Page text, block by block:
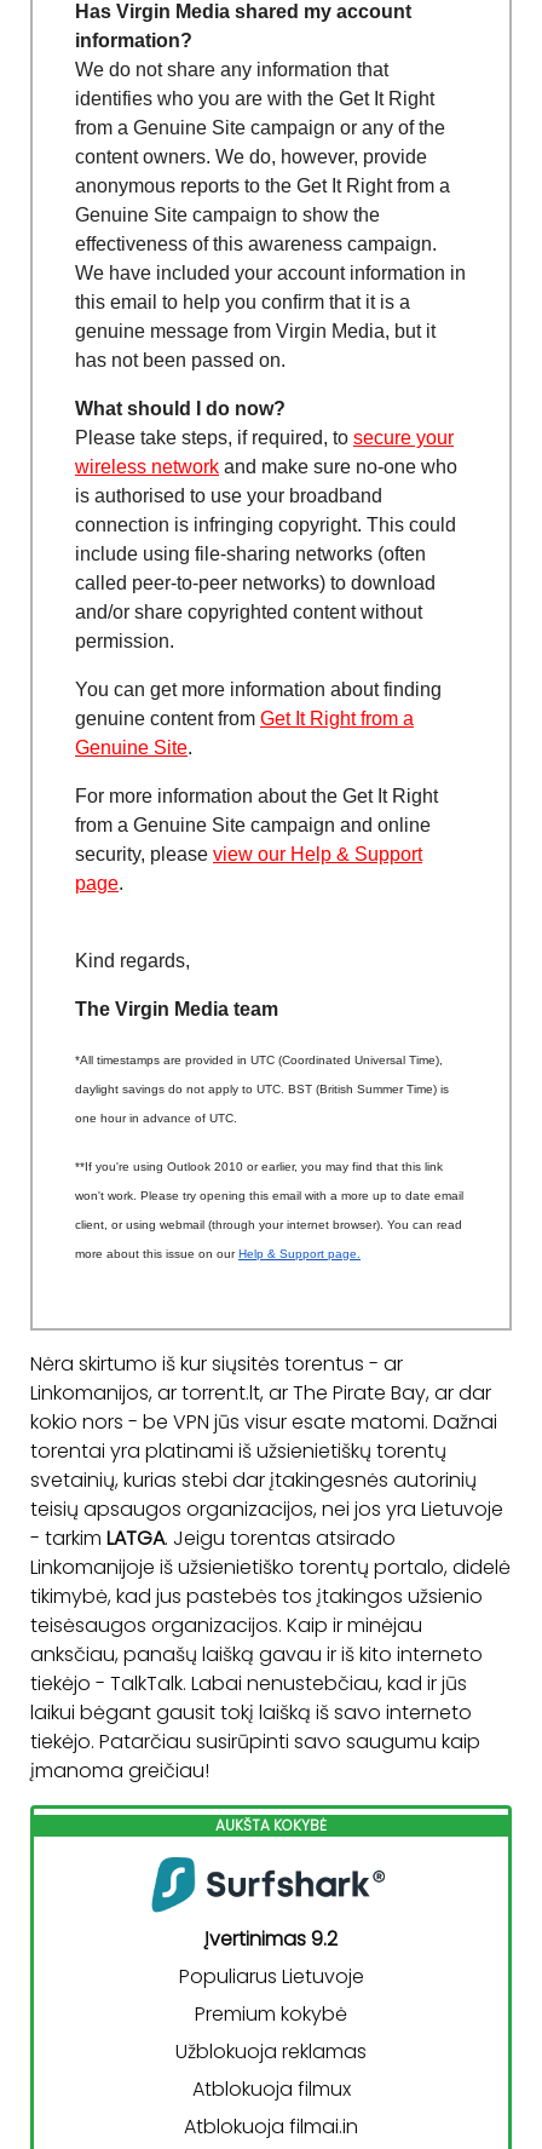
Has Virgin Media shared my account
information?
We do not share any information that
identifies who you are with the Get It Right
from a Genuine Site campaign or any of the
content owners. We do, however, provide
anonymous reports to the Get It Right from a
Genuine Site campaign to show the
effectiveness of this awareness campaign.
We have included your account information in
this email to help you confirm that it is a
genuine message from Virgin Media, but it
has not been passed on.
What should I do now?
Please take steps, if required, to secure your
wireless network and make sure no-one who
is authorised to use your broadband
connection is infringing copyright. This could
include using file-sharing networks (often
called peer-to-peer networks) to download
and/or share copyrighted content without
permission.
You can get more information about finding
genuine content from Get It Right from a
Genuine Site.
For more information about the Get It Right
from a Genuine Site campaign and online
security, please view our Help & Support
page.
Kind regards,
The Virgin Media team
*All timestamps are provided in UTC (Coordinated Universal Time),
daylight savings do not apply to UTC. BST (British Summer Time) is
one hour in advance of UTC.
**If you're using Outlook 2010 or earlier, you may find that this link
won't work. Please try opening this email with a more up to date email
client, or using webmail (through your internet browser). You can read
more about this issue on ourHelp & Support page.
Nėra skirtumo iš kur siųsitės torentus - ar
Linkomanijos, ar torrent.lt, ar The Pirate Bay, ar dar
kokio nors - be VPN jūs visur esate matomi. Dažnai
torentai yra platinami iš užsienietiškų torentų
svetainių, kurias stebi dar įtakingesnės autorinių
teisių apsaugos organizacijos, nei jos yra Lietuvoje
- tarkim LATGA. Jeigu torentas atsirado
Linkomanijoje iš užsienietiško torentų portalo, didelė
tikimybė, kad jus pastebės tos įtakingos užsienio
teisėsaugos organizacijos. Kaip ir minėjau
anksčiau, panašų laišką gavau ir iš kito interneto
tiekėjo - TalkTalk. Labai nenustebčiau, kad ir jūs
laikui bėgant gausit tokį laišką iš savo interneto
tiekėjo. Patarčiau susirūpinti savo saugumu kaip
įmanoma greičiau!
AUKŠTA KOKYBĖ
Įvertinimas 9.2
Populiarus Lietuvoje
Premium kokybė
Užblokuoja reklamas
Atblokuoja filmux
Atblokuoja filmai.in